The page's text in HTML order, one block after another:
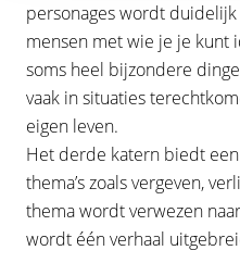
personages wordt
mensen met wie je je kunt
soms heel bijzondere
vaak in situaties
eigen leven.
Het derde katern biedt
thema’s zoals vergeven,
thema wordt verwezen
wordt één verhaal